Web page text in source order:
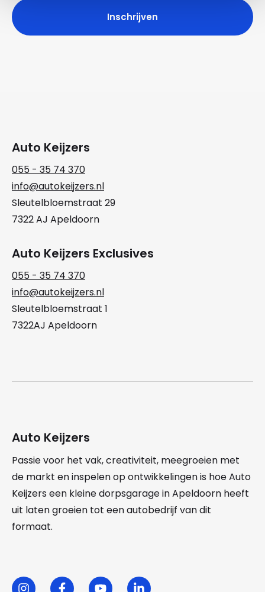
Auto Keijzers
055 - 35 74 370
info@autokeijzers.nl
Sleutelbloemstraat 29
7322 AJ Apeldoorn
Auto Keijzers Exclusives
055 - 35 74 370
info@autokeijzers.nl
Sleutelbloemstraat 1
7322AJ Apeldoorn
Auto Keijzers
Passie voor het vak, creativiteit, meegroeien met
de markt en inspelen op ontwikkelingen is hoe Auto
Keijzers een kleine dorpsgarage in Apeldoorn heeft
uit laten groeien tot een autobedrijf van dit
formaat.